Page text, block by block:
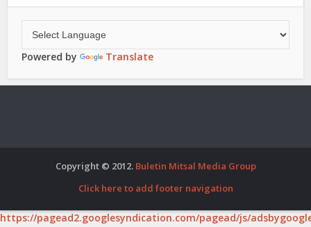
Powered by Translate
Copyright © 2012. Buletin Mitsal Media Group
Click here to add footer navigation
https://pagead2.googlesyndication.com/pagead/js/